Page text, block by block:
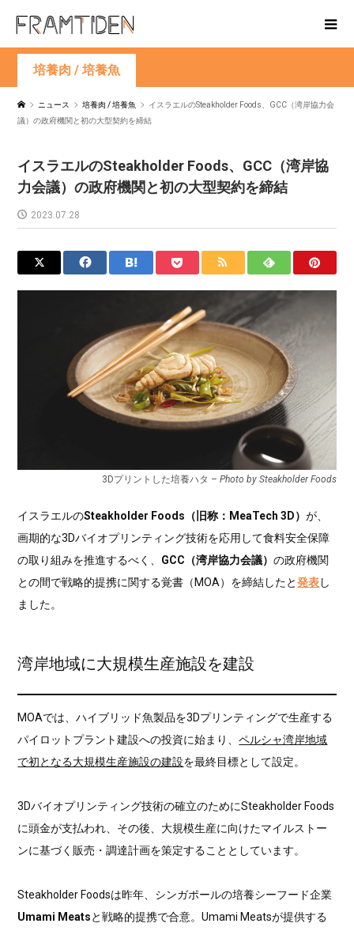
培養肉 / 培養魚
ニュース 培養肉 / 培養魚
イスラエルのSteakholder Foods、GCC（湾岸協力会
議）の政府機関と初の大型契約を締結
イスラエルのSteakholder Foods、GCC（湾岸協
力会議）の政府機関と初の大型契約を締結
2023.07.28
3Dプリントした培養ハタ – Photo by Steakholder Foods
イスラエルのSteakholder Foods（旧称：MeaTech 3D）が、
画期的な3Dバイオプリンティング技術を応用して食料安全保障
の取り組みを推進するべく、 GCC（湾岸協力会議）の政府機関
との間で戦略的提携に関する覚書（MOA）を締結したと発表し
ました。
湾岸地域に大規模生産施設を建設
MOAでは、ハイブリッド魚製品を3Dプリンティングで生産する
パイロットプラント建設への投資に始まり、ペルシャ湾岸地域
で初となる大規模生産施設の建設を最終目標として設定。
3Dバイオプリンティング技術の確立のためにSteakholder Foods
に頭金が支払われ、その後、大規模生産に向けたマイルストー
ンに基づく販売・調達計画を策定することとしています。
Steakholder Foodsは昨年、シンガポールの培養シーフード企業
Umami Meatsと戦略的提携で合意。Umami Meatsが提供する